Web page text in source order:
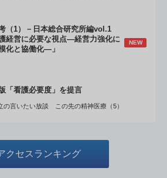
（1）－日本総合研究所編vol.1
護経営に必要な視点―経営力強化に
化と協働化―」
NEW
「看護必要度」を提言
の言いたい放談 この先の精神医療（5）
クセスランキング